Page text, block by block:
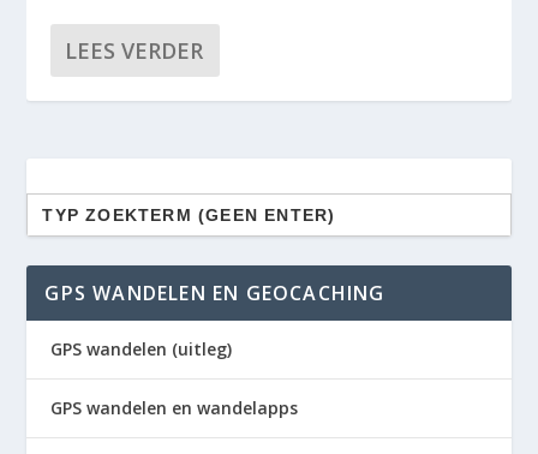
LEES VERDER
Zoek
naar:
GPS WANDELEN EN GEOCACHING
GPS wandelen (uitleg)
GPS wandelen en wandelapps